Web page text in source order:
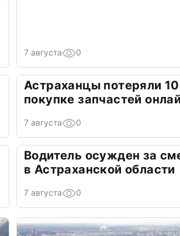
7 августа 0
Астраханцы потеряли
покупке запчастей
7 августа 0
Водитель осужден за
в Астраханской области
7 августа 0